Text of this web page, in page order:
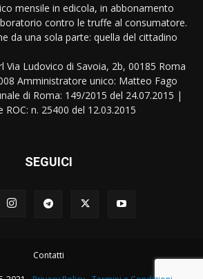
mensile in edicola, in abbonamento
contro le truffe al consumatore.
da una sola parte: quella del cittadino
Via Ludovico di Savoia, 2b, 00185 Roma
Amministratore unico: Matteo Fago
di Roma: 149/2015 del 24.07.2015 |
ROC: n. 25400 del 12.03.2015
SEGUICI
Contatti